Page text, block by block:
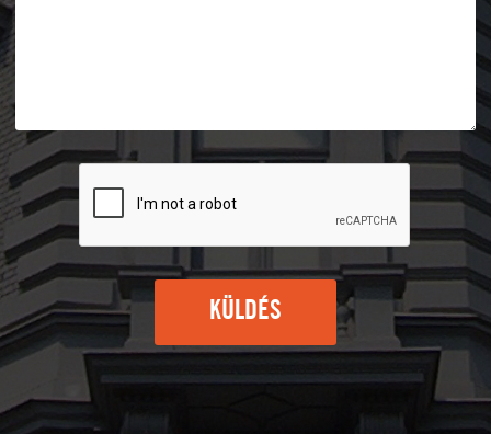
KÜLDÉS